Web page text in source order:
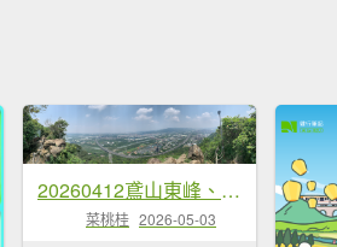
20260412鳶山東峰、長春嶺、鳶山（福德坑山）三角點、鳶山彩壁、鳶山岩、光復紀念鐘
菜桃桂 2026-05-03